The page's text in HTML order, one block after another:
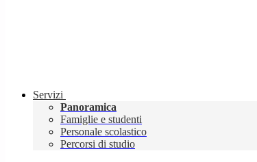
Servizi
Panoramica
Famiglie e studenti
Personale scolastico
Percorsi di studio